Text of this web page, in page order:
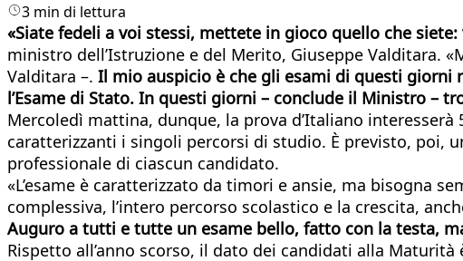
3 min di lettura
«Siate fedeli a voi stessi, mettete in gioco quello che
ministro dell’Istruzione e del Merito, Giuseppe
Valditara –. Il mio auspicio è che gli esami di questi
l’Esame di Stato. In questi giorni – conclude il Ministro –
Mercoledì mattina, dunque, la prova d’Italiano
caratterizzanti i singoli percorsi di studio. È previsto, poi,
professionale di ciascun candidato.
«L’esame è caratterizzato da timori e ansie, ma bisogna
complessiva, l’intero percorso scolastico e la crescita,
Auguro a tutti e tutte un esame bello, fatto con la testa,
Rispetto all’anno scorso, il dato dei candidati alla